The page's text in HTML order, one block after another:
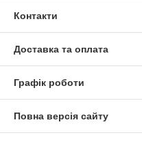
Контакти
Доставка та оплата
Графік роботи
Повна версія сайту